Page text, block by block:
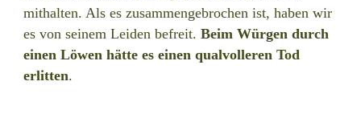
mithalten. Als es zusammengebrochen ist, haben wir
es von seinem Leiden befreit. Beim Würgen durch
einen Löwen hätte es einen qualvolleren Tod
erlitten.